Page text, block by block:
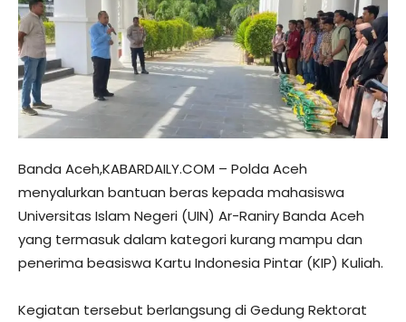
Banda Aceh,KABARDAILY.COM – Polda Aceh
menyalurkan bantuan beras kepada mahasiswa
Universitas Islam Negeri (UIN) Ar-Raniry Banda Aceh
yang termasuk dalam kategori kurang mampu dan
penerima beasiswa Kartu Indonesia Pintar (KIP) Kuliah.
Kegiatan tersebut berlangsung di Gedung Rektorat